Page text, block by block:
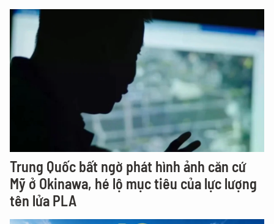
Trung Quốc bất ngờ phát hình ảnh căn cứ
Mỹ ở Okinawa, hé lộ mục tiêu của lực lượng
tên lửa PLA